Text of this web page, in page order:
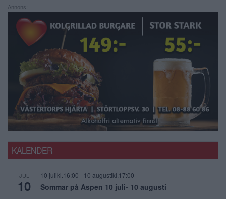
Annons:
KALENDER
JUL
10
10 julikl.16:00 - 10 augustikl.17:00
Sommar på Aspen 10 juli- 10 augusti